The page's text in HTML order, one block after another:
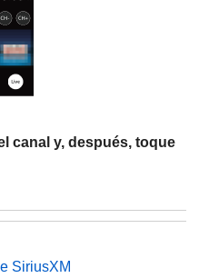
canal y, después, toque
SiriusXM